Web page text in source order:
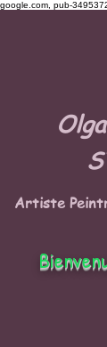
google.com, pub-
Artiste